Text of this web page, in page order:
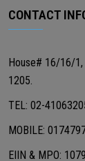
CONTACT
House# 16/16/1,
1205.
TEL: 02-
MOBILE:
EIIN & MPO: